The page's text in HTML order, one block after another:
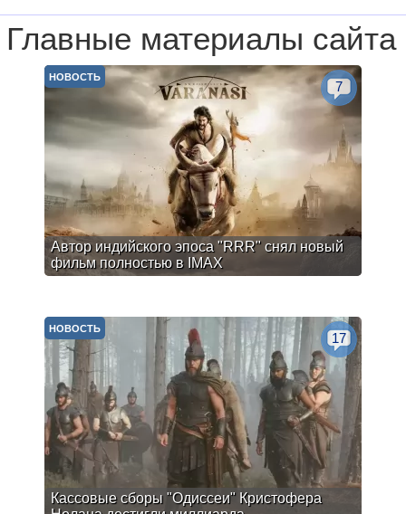
Главные материалы сайта
Автор индийского эпоса "RRR" снял новый
фильм полностью в IMAX
НОВОСТЬ
7
Кассовые сборы "Одиссеи" Кристофера
НОВОСТЬ
17